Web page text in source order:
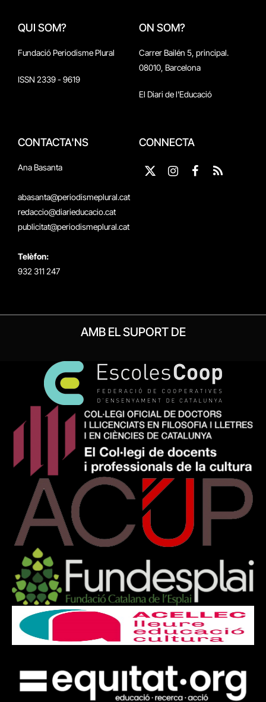
QUI SOM?
Fundació Periodisme Plural
ISSN 2339 - 9619
ON SOM?
Carrer Bailén 5, principal.
08010, Barcelona
El Diari de l'Educació
CONTACTA'NS
Ana Basanta
abasanta@periodismeplural.cat
redaccio@diarieducacio.cat
publicitat@periodismeplural.cat
Telèfon:
932 311 247
CONNECTA
X
Instagram
Facebook
RSS
AMB EL SUPORT DE